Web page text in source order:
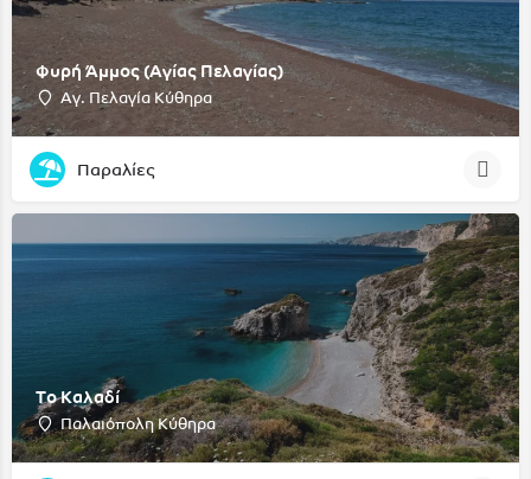
Φυρή Άμμος (Αγίας Πελαγίας)
Αγ. Πελαγία Κύθηρα
Παραλίες
Το Καλαδί
Παλαιόπολη Κύθηρα